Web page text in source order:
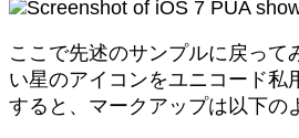
ここで先述のサンプルに戻って
い星のアイコンをユニコード私
すると、マークアップは以下の